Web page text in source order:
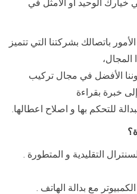
الوحيد أو الأمثل في
باتصالك بشركتنا التي تتميز
نتميز بكوننا الأفضل في مجال تركيب
خبرة بقراءة
للتحكم بها و اصلاح اعطالها.
التقليدية و المتطورة .
مع بدالة الهاتف .